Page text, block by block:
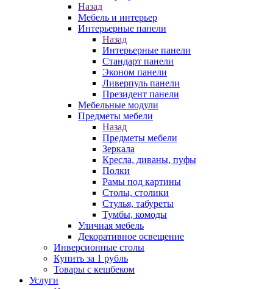
Назад
Мебель и интерьер
Интерьерные панели
Назад
Интерьерные панели
Стандарт панели
Эконом панели
Ливерпуль панели
Президент панели
Мебельные модули
Предметы мебели
Назад
Предметы мебели
Зеркала
Кресла, диваны, пуфы
Полки
Рамы под картины
Столы, столики
Стулья, табуреты
Тумбы, комоды
Уличная мебель
Декоративное освещение
Инверсионные столы
Купить за 1 рубль
Товары с кешбеком
Услуги